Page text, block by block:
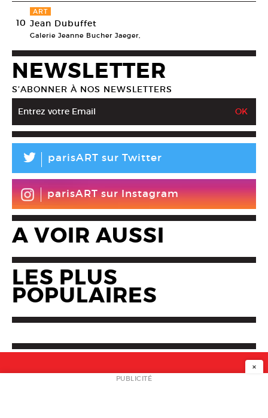
10
ART
Jean Dubuffet
Galerie Jeanne Bucher Jaeger,
NEWSLETTER
S’ABONNER À NOS NEWSLETTERS
L parisART sur Twitter
parisART sur Instagram
A VOIR AUSSI
LES PLUS
POPULAIRES
NEWSLETTER
×
PUBLICITÉ